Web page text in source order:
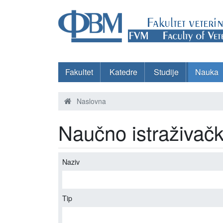
Fakultet Katedre Studije Nauka
Naslovna
Naučno
Naziv
Tip